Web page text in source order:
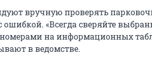
вручную проверять
ошибкой. «Всегда сверяйте
на информационных
в ведомстве.